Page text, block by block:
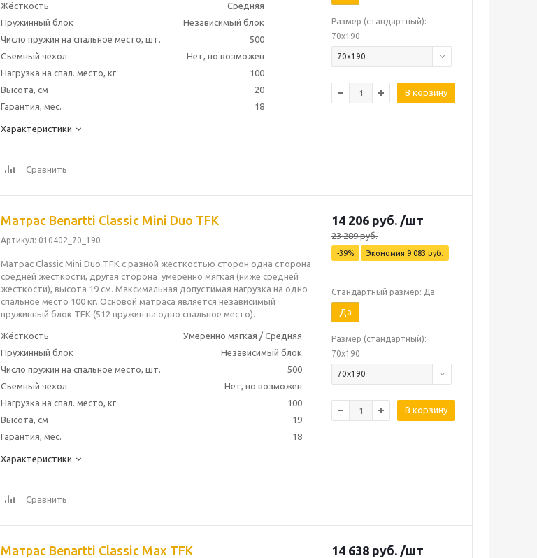
Жёсткость
Средняя
Пружинный блок
Независимый блок
Число пружин на спальное место, шт.
500
Съемный чехол
Нет, но возможен
Нагрузка на спал. место, кг
100
Высота, см
20
Гарантия, мес.
18
Характеристики
Сравнить
Размер (стандартный):
70х190
70х190
В корзину
Матрас Benartti Classic Mini Duo TFK
Артикул: 010402_70_190
Матрас Classic Mini Duo TFK с разной жесткостью сторон одна сторона
средней жесткости, другая сторона умеренно мягкая (ниже средней
жесткости), высота 19 см. Максимальная допустимая нагрузка на одно
спальное место 100 кг. Основой матраса является независимый
пружинный блок TFK (512 пружин на одно спальное место).
Жёсткость
Умеренно мягкая / Средняя
Пружинный блок
Независимый блок
Число пружин на спальное место, шт.
500
Съемный чехол
Нет, но возможен
Нагрузка на спал. место, кг
100
Высота, см
19
Гарантия, мес.
18
Характеристики
Сравнить
14 206 руб. /шт
23 289руб.
-39% Экономия 9 083 руб.
Стандартный размер: Да
Да
Размер (стандартный):
70х190
70х190
В корзину
Матрас Benartti Classic Max TFK 14 638 руб. /шт